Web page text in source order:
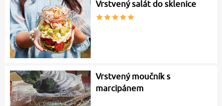
Vrstvený salát do sklenice
Vrstvený moučník s
marcipánem